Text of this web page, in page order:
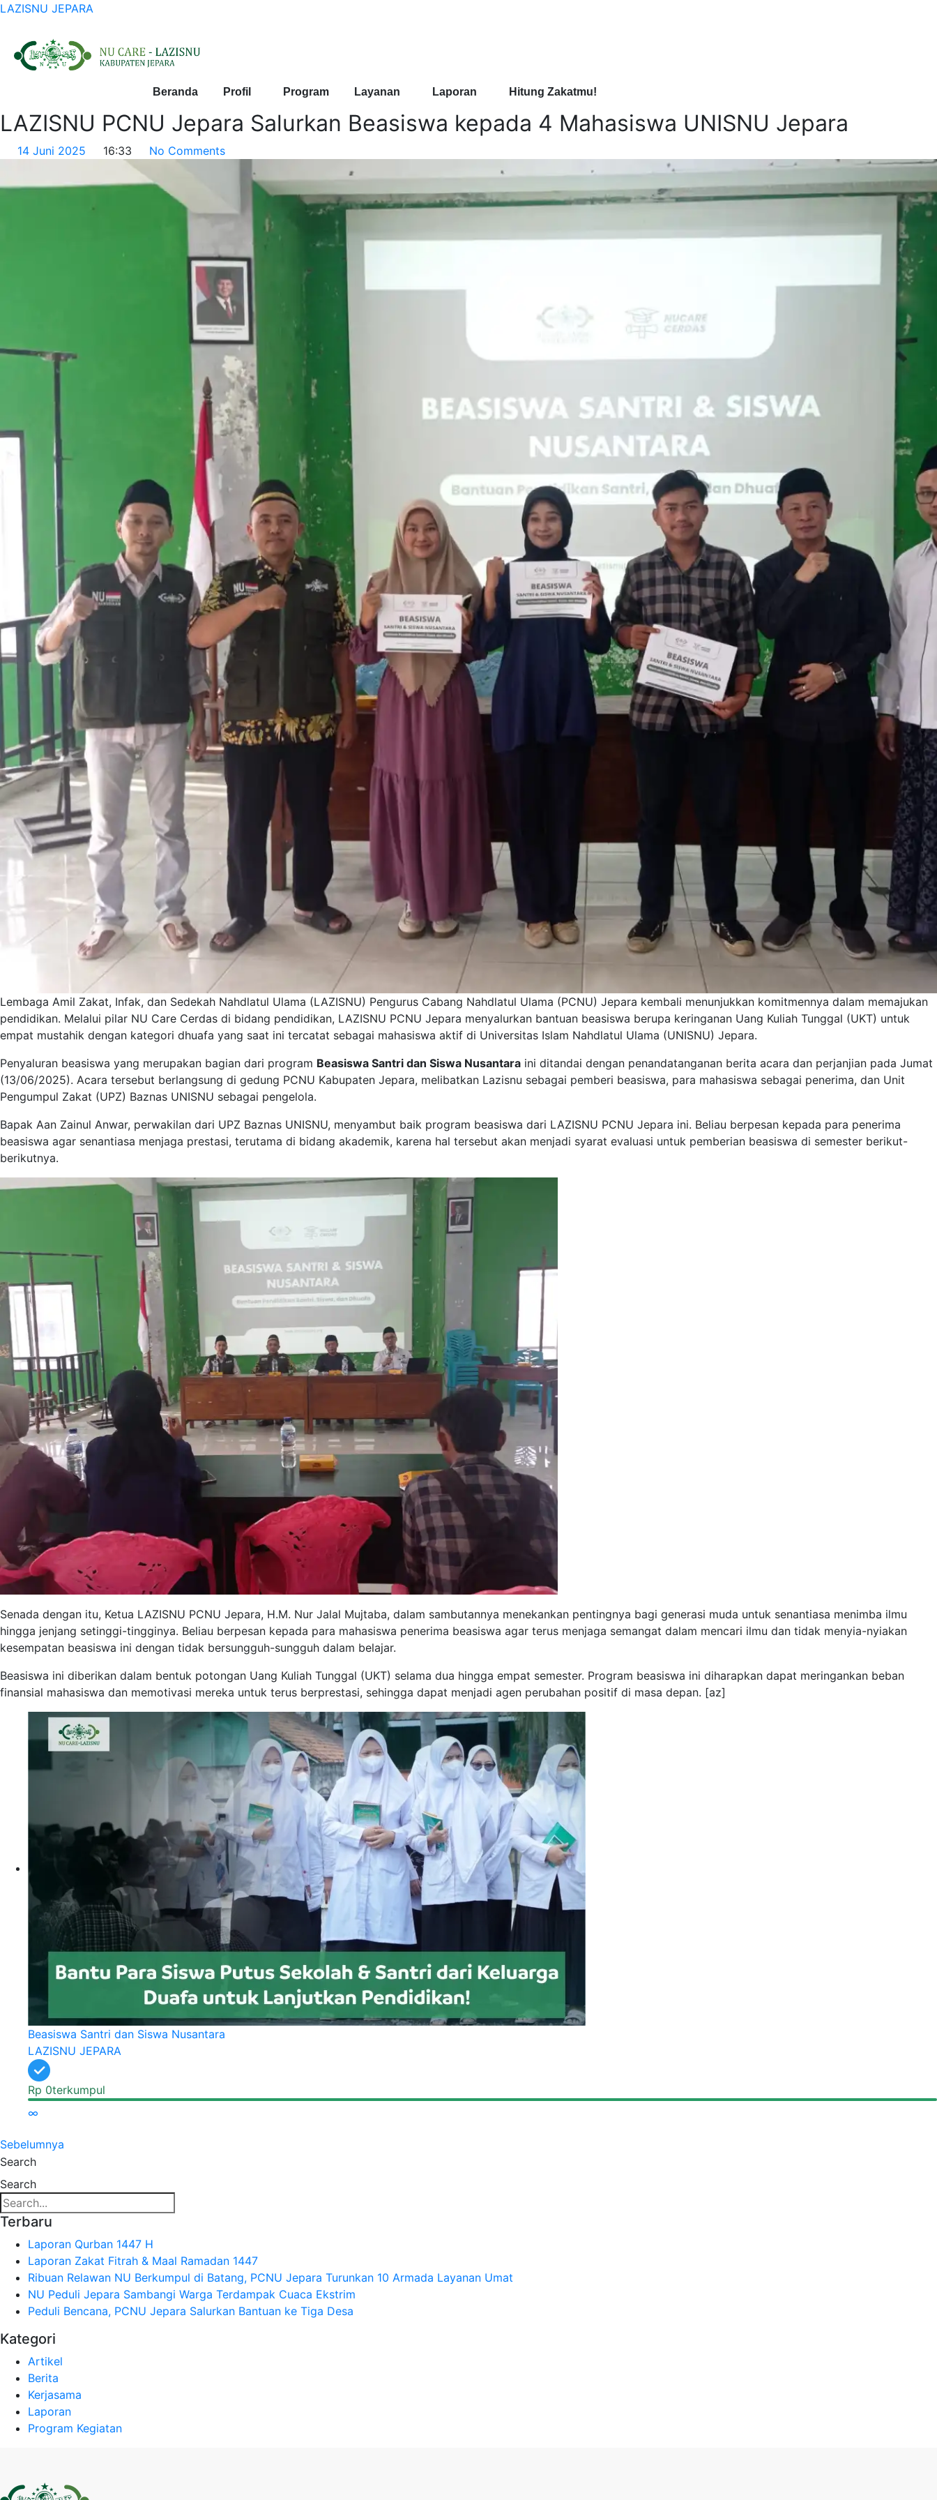
LAZISNU JEPARA
Beranda Profil Program Layanan Laporan Hitung Zakatmu!
LAZISNU PCNU Jepara Salurkan Beasiswa kepada 4 Mahasiswa UNISNU Jepara
14 Juni 2025 16:33 No Comments
Lembaga Amil Zakat, Infak, dan Sedekah Nahdlatul Ulama (LAZISNU) Pengurus Cabang Nahdlatul Ulama (PCNU) Jepara kembali menunjukkan komitmennya dalam memajukan
pendidikan. Melalui pilar NU Care Cerdas di bidang pendidikan, LAZISNU PCNU Jepara menyalurkan bantuan beasiswa berupa keringanan Uang Kuliah Tunggal (UKT) untuk
empat mustahik dengan kategori dhuafa yang saat ini tercatat sebagai mahasiswa aktif di Universitas Islam Nahdlatul Ulama (UNISNU) Jepara.
Penyaluran beasiswa yang merupakan bagian dari program Beasiswa Santri dan Siswa Nusantara ini ditandai dengan penandatanganan berita acara dan perjanjian pada Jumat
(13/06/2025). Acara tersebut berlangsung di gedung PCNU Kabupaten Jepara, melibatkan Lazisnu sebagai pemberi beasiswa, para mahasiswa sebagai penerima, dan Unit
Pengumpul Zakat (UPZ) Baznas UNISNU sebagai pengelola.
Bapak Aan Zainul Anwar, perwakilan dari UPZ Baznas UNISNU, menyambut baik program beasiswa dari LAZISNU PCNU Jepara ini. Beliau berpesan kepada para penerima
beasiswa agar senantiasa menjaga prestasi, terutama di bidang akademik, karena hal tersebut akan menjadi syarat evaluasi untuk pemberian beasiswa di semester berikut-
berikutnya.
Senada dengan itu, Ketua LAZISNU PCNU Jepara, H.M. Nur Jalal Mujtaba, dalam sambutannya menekankan pentingnya bagi generasi muda untuk senantiasa menimba ilmu
hingga jenjang setinggi-tingginya. Beliau berpesan kepada para mahasiswa penerima beasiswa agar terus menjaga semangat dalam mencari ilmu dan tidak menyia-nyiakan
kesempatan beasiswa ini dengan tidak bersungguh-sungguh dalam belajar.
Beasiswa ini diberikan dalam bentuk potongan Uang Kuliah Tunggal (UKT) selama dua hingga empat semester. Program beasiswa ini diharapkan dapat meringankan beban
finansial mahasiswa dan memotivasi mereka untuk terus berprestasi, sehingga dapat menjadi agen perubahan positif di masa depan. [az]
Beasiswa Santri dan Siswa Nusantara
LAZISNU JEPARA
Rp 0terkumpul
∞
Sebelumnya
Search
Search
Terbaru
Laporan Qurban 1447 H
Laporan Zakat Fitrah & Maal Ramadan 1447
Ribuan Relawan NU Berkumpul di Batang, PCNU Jepara Turunkan 10 Armada Layanan Umat
NU Peduli Jepara Sambangi Warga Terdampak Cuaca Ekstrim
Peduli Bencana, PCNU Jepara Salurkan Bantuan ke Tiga Desa
Kategori
Artikel
Berita
Kerjasama
Laporan
Program Kegiatan